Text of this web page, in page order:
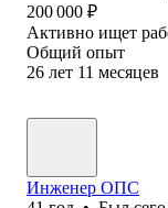
200 000 ₽
Активно ищет
Общий опыт
26 лет 11 месяцев
Инженер ОПС